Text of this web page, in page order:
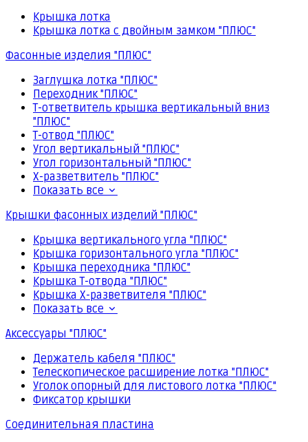
Крышка лотка
Крышка лотка с двойным замком "ПЛЮС"
Фасонные изделия "ПЛЮС"
Заглушка лотка "ПЛЮС"
Переходник "ПЛЮС"
Т-ответвитель крышка вертикальный вниз
"ПЛЮС"
Т-отвод "ПЛЮС"
Угол вертикальный "ПЛЮС"
Угол горизонтальный "ПЛЮС"
Х-разветвитель "ПЛЮС"
Показать все
Крышки фасонных изделий "ПЛЮС"
Крышка вертикального угла "ПЛЮС"
Крышка горизонтального угла "ПЛЮС"
Крышка переходника "ПЛЮС"
Крышка Т-отвода "ПЛЮС"
Крышка Х-разветвителя "ПЛЮС"
Показать все
Аксессуары "ПЛЮС"
Держатель кабеля "ПЛЮС"
Телескопическое расширение лотка "ПЛЮС"
Уголок опорный для листового лотка "ПЛЮС"
Фиксатор крышки
Соединительная пластина